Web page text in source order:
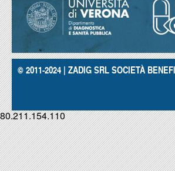
© 2011-2024 | ZADIG SRL SOCIETÀ
80.211.154.110